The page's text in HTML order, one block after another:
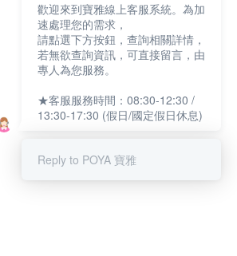
歡迎來到寶雅線上客服系統。為加
速處理您的需求，
請點選下方按鈕，查詢相關詳情，
若無欲查詢資訊，可直接留言，由
專人為您服務。
★客服服務時間：08:30-12:30 /
13:30-17:30 (假日/國定假日休息)
Reply to POYA 寶雅